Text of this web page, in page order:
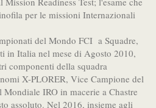
per le missioni Internazionali
del Mondo FCI a Squadre,
in Italia nel mese di Agosto 2010,
componenti della squadra
X-PLORER, Vice Campione del
IRO in macerie a Chastre
assoluto. Nel 2016, insieme agli